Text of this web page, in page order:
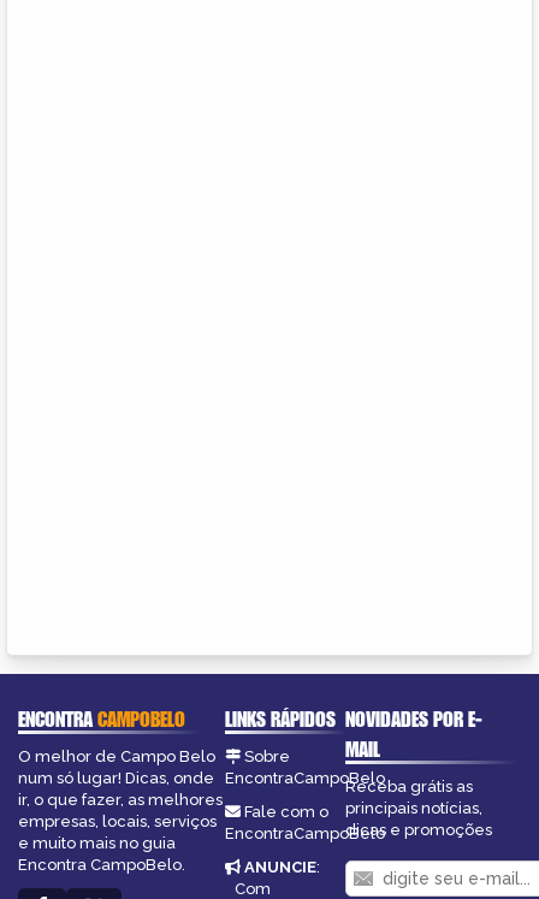
ENCONTRACAMPOBELO
O melhor de Campo Belo
num só lugar! Dicas, onde
ir, o que fazer, as melhores
empresas, locais, serviços
e muito mais no guia
Encontra CampoBelo.
LINKS RÁPIDOS
Sobre
EncontraCampoBelo
Fale com o
EncontraCampoBelo
ANUNCIE:
Com
NOVIDADES POR E-
MAIL
Receba grátis as
principais notícias,
dicas e promoções